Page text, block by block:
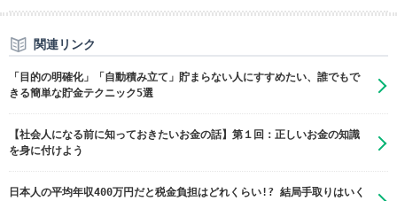
関連リンク
「目的の明確化」「自動積み立て」貯まらない人にすすめたい、誰でもで
きる簡単な貯金テクニック5選
【社会人になる前に知っておきたいお金の話】第１回：正しいお金の知識
を身に付けよう
日本人の平均年収400万円だと税金負担はどれくらい!? 結局手取りはいく